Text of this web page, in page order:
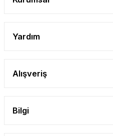
Yardım
Alışveriş
Bilgi